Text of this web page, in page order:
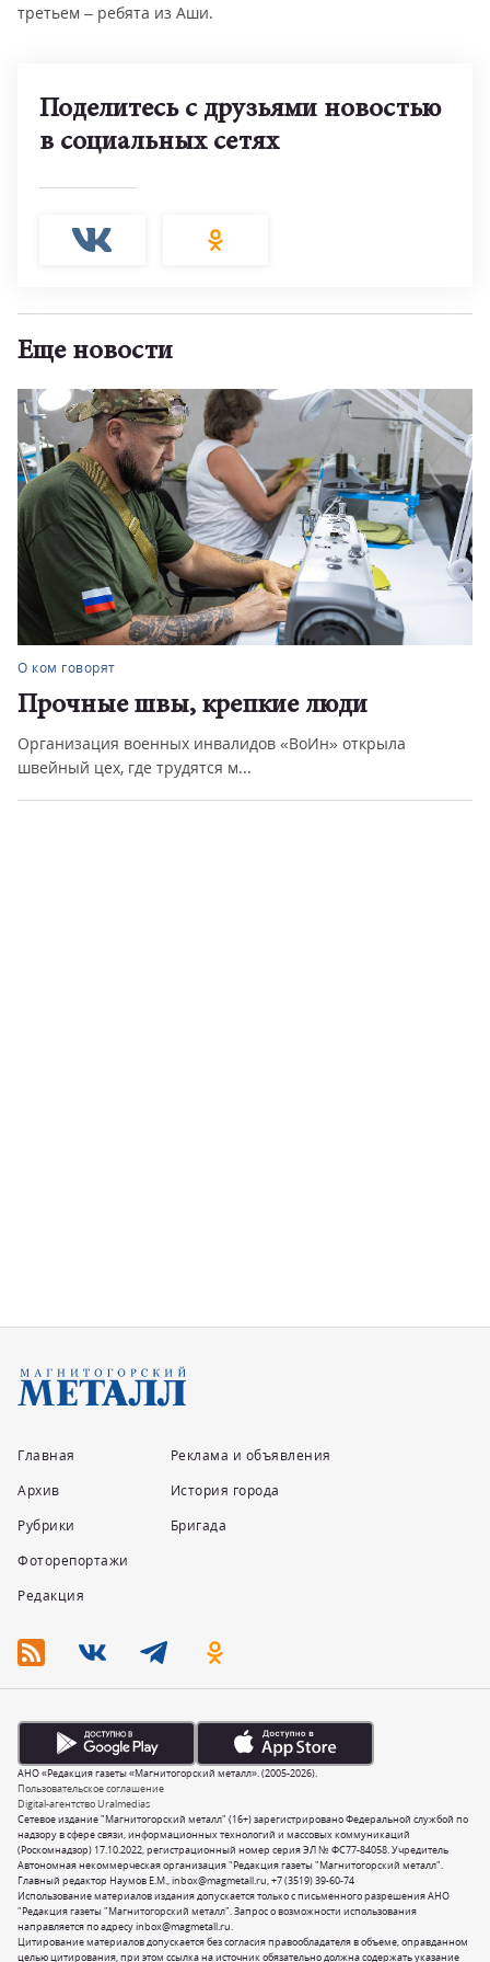
третьем – ребята из Аши.
Поделитесь с друзьями новостью
в социальных сетях
Еще новости
О ком говорят
Прочные швы, крепкие люди
Организация военных инвалидов «ВоИн» открыла
швейный цех, где трудятся м...
Главная
Архив
Рубрики
Фоторепортажи
Редакция
Реклама и объявления
История города
Бригада
Сетевое издание "Магнитогорский металл" (16+) зарегистрировано Федеральной службой по
надзору в сфере связи, информационных технологий и массовых коммуникаций
(Роскомнадзор) 17.10.2022, регистрационный номер серия ЭЛ № ФС77-84058. Учредитель
Автономная некоммерческая организация "Редакция газеты "Магнитогорский металл".
Главный редактор Наумов Е.М.,inbox@magmetall.ru,+7 (3519) 39-60-74
Использование материалов издания допускается только с письменного разрешения АНО
"Редакция газеты "Магнитогорский металл". Запрос о возможности использования
направляется по адресуinbox@magmetall.ru.
Цитирование материалов допускается без согласия правообладателя в объеме, оправданном
целью цитирования, при этом ссылка на источник обязательно должна содержать указание
Пользовательское соглашение
Digital-агентство Uralmedias
АНО «Редакция газеты «Магнитогорский металл». (2005-2026).